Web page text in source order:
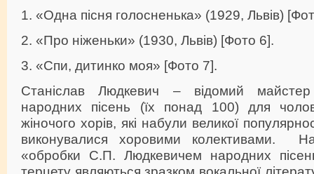
1. «Одна пісня голосненька» (1929, Львів)
2. «Про ніженьки» (1930, Львів) [Фото 6].
3. «Спи, дитинко моя» [Фото 7].
Станіслав Людкевич – відомий
народних пісень (їх понад 100) для
жіночого хорів, які набули великої
виконувалися хоровими колективами.
«обробки С.П. Людкевичем народних